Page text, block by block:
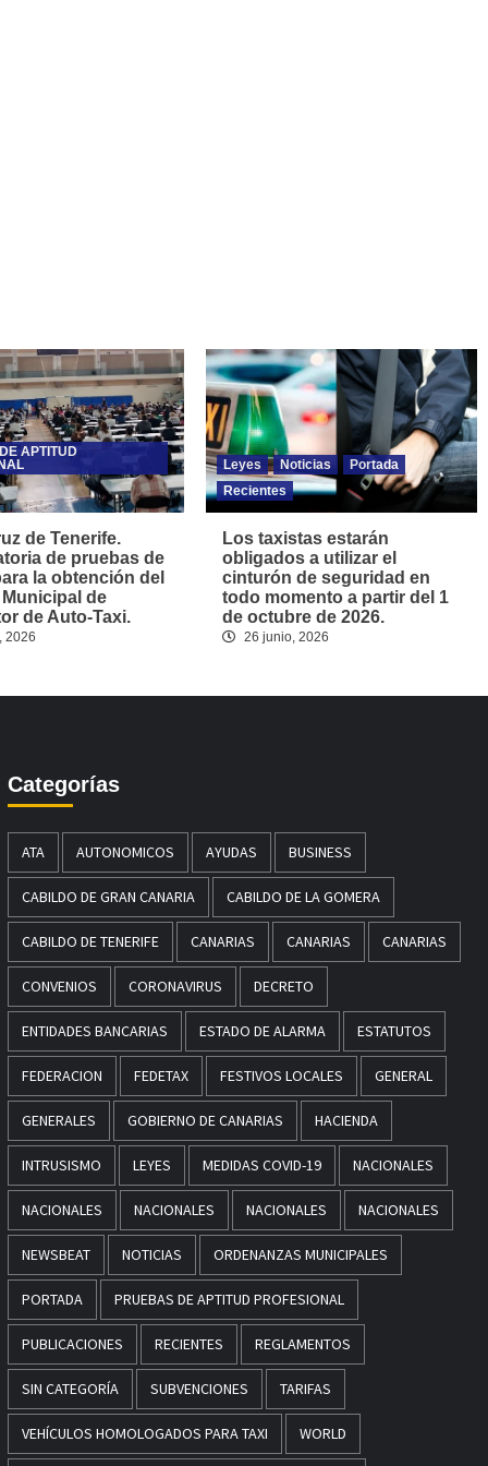
APTITUD
de Tenerife.
de pruebas de
la obtención del
de
de Auto-Taxi.
2026
Leyes Noticias
Portada
Recientes
Los taxistas estarán
obligados a utilizar el
cinturón de seguridad en
todo momento a partir del 1
de octubre de 2026.
26 junio, 2026
Categorías
ATA AUTONOMICOS AYUDAS BUSINESS
CABILDO DE GRAN CANARIA CABILDO DE LA GOMERA
CABILDO DE TENERIFE CANARIAS CANARIAS CANARIAS
CONVENIOS CORONAVIRUS DECRETO
ENTIDADES BANCARIAS ESTADO DE ALARMA ESTATUTOS
FEDERACION FEDETAX FESTIVOS LOCALES GENERAL
GENERALES GOBIERNO DE CANARIAS HACIENDA
INTRUSISMO LEYES MEDIDAS COVID-19 NACIONALES
NACIONALES NACIONALES NACIONALES NACIONALES
NEWSBEAT NOTICIAS ORDENANZAS MUNICIPALES
PORTADA PRUEBAS DE APTITUD PROFESIONAL
PUBLICACIONES RECIENTES REGLAMENTOS
SIN CATEGORÍA SUBVENCIONES TARIFAS
VEHÍCULOS HOMOLOGADOS PARA TAXI WORLD